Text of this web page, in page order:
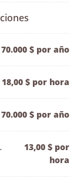
70.000 $ por año
18,00 $ por hora
70.000 $ por año
Rock
13,00 $ por
hora